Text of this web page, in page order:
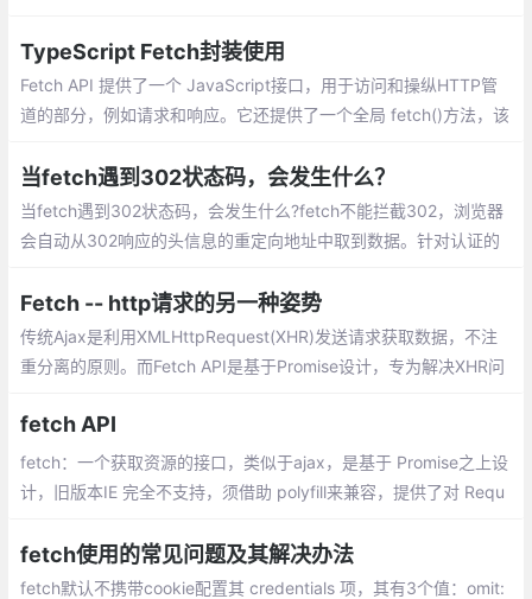
使用一种更优的解决方案fetch。
TypeScript Fetch封装使用
Fetch API 提供了一个 JavaScript接口，用于访问和操纵HTTP管
道的部分，例如请求和响应。它还提供了一个全局 fetch()方法，该
当fetch遇到302状态码，会发生什么？
当fetch遇到302状态码，会发生什么?fetch不能拦截302，浏览器
会自动从302响应的头信息的重定向地址中取到数据。针对认证的
此执行相应操作。
Fetch -- http请求的另一种姿势
传统Ajax是利用XMLHttpRequest(XHR)发送请求获取数据，不注
重分离的原则。而Fetch API是基于Promise设计，专为解决XHR问
改善。
fetch API
fetch：一个获取资源的接口，类似于ajax，是基于 Promise之上设
计，旧版本IE 完全不支持，须借助 polyfill来兼容，提供了对 Requ
fetch使用的常见问题及其解决办法
fetch默认不携带cookie配置其 credentials 项，其有3个值：omit: